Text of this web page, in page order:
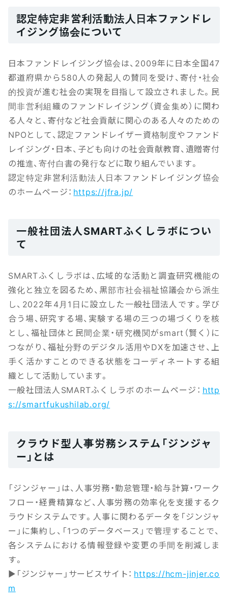
認定特定非営利活動法人日本ファンドレ
イジング協会について
日本ファンドレイジング協会は、2009年に日本全国47
都道府県から580人の発起人の賛同を受け、寄付・社会
的投資が進む社会の実現を目指して設立されました。民
間非営利組織のファンドレイジング（資金集め）に関わ
る人々と、寄付など社会貢献に関心のある人々のための
NPOとして、認定ファンドレイザー資格制度やファンド
レイジング・日本、子ども向けの社会貢献教育、遺贈寄付
の推進、寄付白書の発行などに取り組んでいます。
認定特定非営利活動法人日本ファンドレイジング協会
のホームページ： https://jfra.jp/
一般社団法人SMARTふくしラボについ
て
SMARTふくしラボは、広域的な活動と調査研究機能の
強化と独立を図るため、黒部市社会福祉協議会から派生
し、2022年4月1日に設立した一般社団法人です。学び
合う場、研究する場、実験する場の三つの場づくりを核
とし、福祉団体と民間企業・研究機関がsmart（賢く）に
つながり、福祉分野のデジタル活用やDXを加速させ、上
手く活かすことのできる状態をコーディネートする組
織として活動しています。
一般社団法人SMARTふくしラボのホームページ： http
s://smartfukushilab.org/
クラウド型人事労務システム「ジンジャ
ー」とは
「ジンジャー」は、人事労務・勤怠管理・給与計算・ワーク
フロー・経費精算など、人事労務の効率化を支援するク
ラウドシステムです。人事に関わるデータを「ジンジャ
ー」に集約し、「1つのデータベース」で管理することで、
各システムにおける情報登録や変更の手間を削減しま
す。
▶「ジンジャー」サービスサイト： https://hcm-jinjer.co
m